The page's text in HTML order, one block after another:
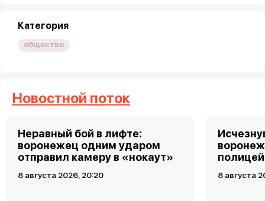
Категория
общество
Новостной поток
Неравный бой в лифте:
воронежец одним ударом
отправил камеру в «нокаут»
8 августа 2026, 20:20 8 августа